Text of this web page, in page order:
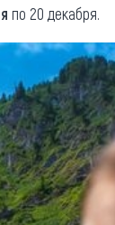
по 20 декабря.